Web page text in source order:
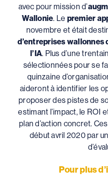
avec pour mission d’
Wallonie. Le premier
novembre et était
d’entreprises
l’IA. Plus d’une
sélectionnées pour se
quinzaine
aideront à identifier les
proposer des pistes de
estimant l’impact, le ROI
plan d’action concret.
début avril 2020 par
Pour plus